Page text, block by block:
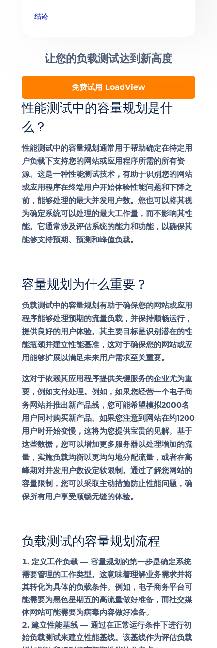
性能测试中的容量规划是什
么？
性能测试中的容量规划通常用于帮助确定在特定用
户负载下支持您的网站或应用程序所需的所有资
源。这是一种性能测试技术，有助于识别您的网站
或应用程序在终端用户开始体验性能问题和下降之
前，能够处理的最大并发用户数。您也可以将其视
为确定系统可以处理的最大工作量，而不影响其性
能。它通常涉及评估系统的能力和功能，以确保其
能够支持预期、预测和峰值负载。
容量规划为什么重要？
负载测试中的容量规划有助于确保您的网站或应用
程序能够处理预期的流量负载，并保持顺畅运行，
提供良好的用户体验。其主要目标是识别潜在的性
能瓶颈并建立性能基准，这对于确保您的网站或应
用能够扩展以满足未来用户需求至关重要。
这对于依赖其应用程序提供关键服务的企业尤为重
要，例如支付处理。例如，如果您经营一个电子商
务网站并推出新产品线，您可能希望模拟2000名
用户同时购买新产品。如果您注意到网站在约1200
用户时开始变慢，这将为您提供宝贵的见解。基于
这些数据，您可以增加更多服务器以处理增加的流
量，实施负载均衡以更均匀地分配流量，或者在高
峰期对并发用户数设定软限制。通过了解您网站的
容量限制，您可以采取主动措施防止性能问题，确
保所有用户享受顺畅无缝的体验。
负载测试的容量规划流程
定义工作负载 — 容量规划的第一步是确定系统
需要管理的工作类型。这意味着理解业务需求并将
其转化为具体的负载条件。例如，电子商务平台可
能需要为黑色星期五的高流量做好准备，而社交媒
体网站可能需要为病毒内容做好准备。
建立性能基线 — 通过在正常运行条件下进行初
始负载测试来建立性能基线。该基线作为评估负载
结论
让您的负载测试达到 新高度
免费试用 LoadView